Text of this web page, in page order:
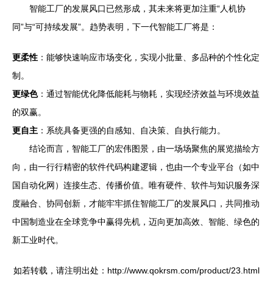
智能工厂的发展风口已然形成，其未来将更加注重“人机协
同”与“可持续发展”。趋势表明，下一代智能工厂将是：
更柔性 ：能够快速响应市场变化，实现小批量、多品种的个性化定
制。
更绿色：通过智能优化降低能耗与物耗，实现经济效益与环境效益
的双赢。
更自主 ：系统具备更强的自感知、自决策、自执行能力。
结论而言，智能工厂的宏伟图景，由一场场聚焦的展览描绘方
向，由一行行精密的软件代码构建逻辑，也由一个专业平台（如中
国自动化网）连接生态、传播价值。唯有硬件、软件与知识服务深
度融合、协同创新，才能牢牢抓住智能工厂的发展风口，共同推动
中国制造业在全球竞争中赢得先机，迈向更加高效、智能、绿色的
新工业时代。
如若转载，请注明出处：http://www.qokrsm.com/product/23.html